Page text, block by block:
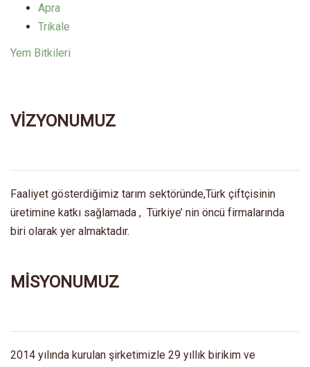
Apra
Trikale
Yem Bitkileri
VİZYONUMUZ
Faaliyet gösterdiğimiz tarım sektöründe,Türk çiftçisinin
üretimine katkı sağlamada , Türkiye’ nin öncü firmalarında
biri olarak yer almaktadır.
MİSYONUMUZ
2014 yılında kurulan şirketimizle 29 yıllık birikim ve